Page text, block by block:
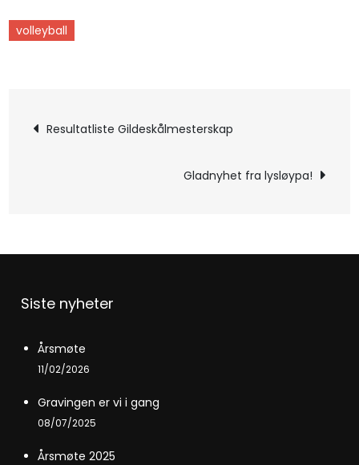
volleyball
Resultatliste Gildeskålmesterskap
Gladnyhet fra lysløypa!
Siste nyheter
Årsmøte
11/02/2026
Gravingen er vi i gang
08/07/2025
Årsmøte 2025